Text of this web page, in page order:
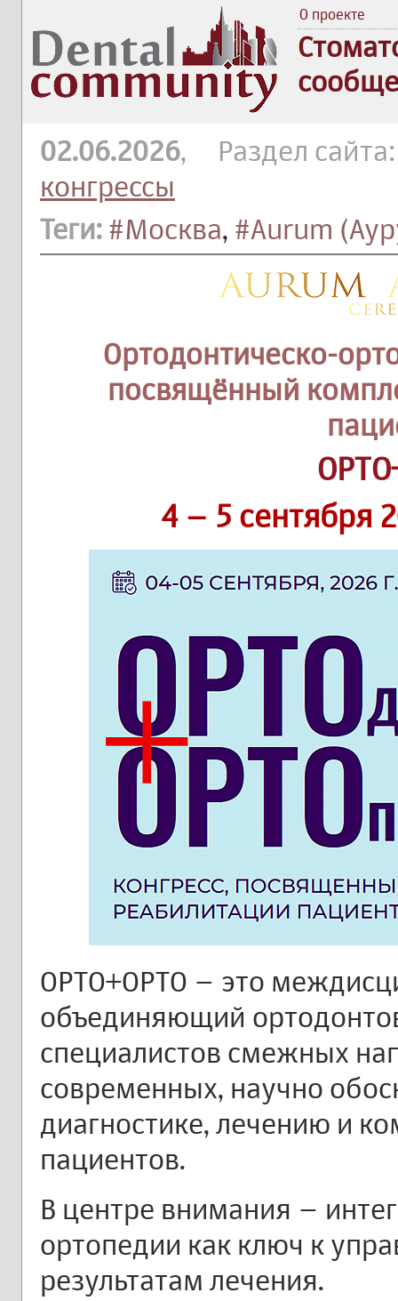
О проекте
02.06.2026, Раздел
конгрессы
Теги: #Москва, #Aurum
Ортодонтическо-
посвящённый
4 – 5 сентября
ОРТО+ОРТО – это
объединяющий
специалистов смежных
современных, научно
диагностике, лечению и
пациентов.
В центре внимания –
ортопедии как ключ к
результатам лечения.